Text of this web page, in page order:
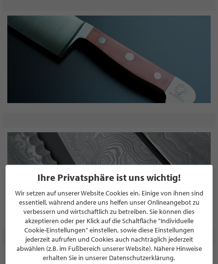
Ihre Privatsphäre ist uns wichtig!
Wir setzen auf unserer Website Cookies ein. Einige von ihnen sind
essentiell, während andere uns helfen unser Onlineangebot zu
verbessern und wirtschaftlich zu betreiben. Sie können dies
akzeptieren oder per Klick auf die Schaltfläche "Individuelle
Cookie-Einstellungen" einstellen, sowie diese Einstellungen
jederzeit aufrufen und Cookies auch nachträglich jederzeit
abwählen (z.B. im Fußbereich unserer Website). Nähere Hinweise
erhalten Sie in unserer Datenschutzerklärung.